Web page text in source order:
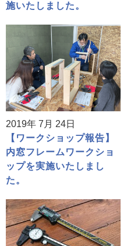
施いたしました。
2019年 7月 24日
【ワークショップ報告】
内窓フレームワークショ
ップを実施いたしまし
た。